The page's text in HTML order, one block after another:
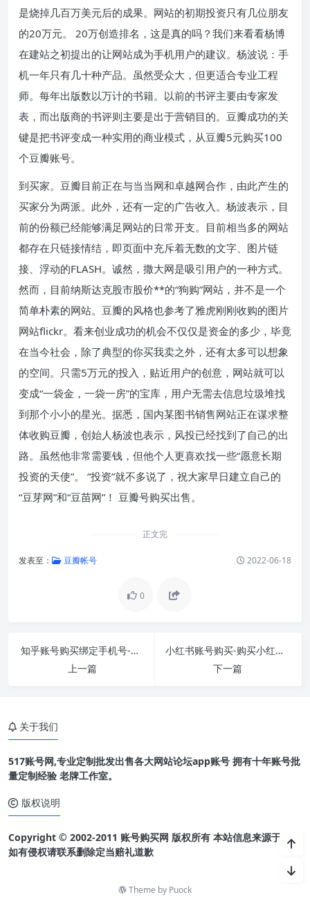
是烧掉几百万美元后的成果。网站的初期投资只有几位朋友
的20万元。 20万创造排名，这是真的吗？我们来看看杨博
在建站之初提出的让网站成为手机用户的建议。杨波说：手
机一年只有几十种产品。虽然受众大，但更适合专业工程
师。每年出版数以万计的书籍。以前的书评主要由专家发
表，而出版商的书评则主要是出于营销目的。豆瓣成功的关
键是把书评变成一种实用的商业模式，从豆瓣5元购买100
个豆瓣账号。
到买家。豆瓣目前正在与当当网和卓越网合作，由此产生的
买家分为两派。此外，还有一定的广告收入。杨波表示，目
前的份额已经能够满足网站的日常开支。目前相当多的网站
都存在只链接情结，即页面中充斥着无数的文字、图片链
接、浮动的FLASH。诚然，撒大网是吸引用户的一种方式。
然而，目前纳斯达克股市股价**的“狗购”网站，并不是一个
简单朴素的网站。豆瓣的风格也参考了雅虎刚刚收购的图片
网站flickr。看来创业成功的机会不仅仅是资金的多少，毕竟
在当今社会，除了典型的你买我卖之外，还有太多可以想象
的空间。只需5万元的投入，贴近用户的创意，网站就可以
变成“一袋金，一袋一房”的宝库，用户无需去信息垃圾堆找
到那个小小的星光。据悉，国内某图书销售网站正在谋求整
体收购豆瓣，创始人杨波也表示，风投已经找到了自己的出
路。虽然他非常需要钱，但他个人更喜欢找一些“愿意长期
投资的天使”。 “投资”就不多说了，祝大家早日建立自己的
“豆芽网”和“豆苗网”！ 豆瓣号购买出售。
正文完
发表至： 豆瓣帐号 2022-06-18
0
知乎账号购买绑定手机号-为什么有人买知乎号？
上一篇
小红书账号购买-购买小红书号的平台有哪些？
下一篇
关于我们
517账号网,专业定制批发出售各大网站论坛app账号 拥有十年账号批
量定制经验 老牌工作室。
版权说明
Copyright © 2002-2011 账号购买网 版权所有 本站信息来源于网络
如有侵权请联系删除定当赔礼道歉
Theme by Puock